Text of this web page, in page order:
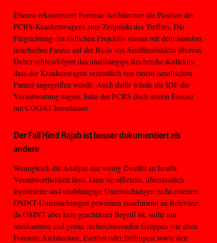
Ebenso rekonstruiert Forensic Architecture die Position des
PCRS-Krankenwagens zum Zeitpunkt des Treffers. Die
Flugrichtung des tödlichen Projektils stimmt mit dem Standort
israelischer Panzer auf der Basis von Satellitenbildern überein.
Daher schlussfolgert das unabhängige Recherche-Kollektiv,
dass der Krankenwagen vermutlich von einem israelischen
Panzer angegriffen wurde. Auch dafür würde die IDF die
Verantwortung tragen, hatte der PCRS doch seinen Einsatz
mit COGAT koordiniert.
Der Fall Hind Rajab ist besser dokumentiert als
andere
Wenngleich die Analyse nur wenig Zweifel an Israels
Verantwortlichkeit lässt, kann sie offizielle, überstaatlich
legitimierte und unabhängige Untersuchungen nicht ersetzen.
OSINT-Untersuchungen gewinnen zunehmend an Relevanz;
da OSINT aber kein geschützter Begriff ist, sollte nur
anerkannten und genau recherchierenden Gruppen wie eben
Forensic Architecture, Earshot oder Bellingcat sowie den